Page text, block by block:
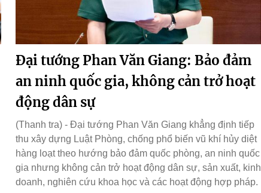
Đại tướng Phan Văn Giang: Bảo đảm
an ninh quốc gia, không cản trở hoạt
động dân sự
(Thanh tra) - Đại tướng Phan Văn Giang khẳng định tiếp
thu xây dựng Luật Phòng, chống phổ biến vũ khí hủy diệt
hàng loạt theo hướng bảo đảm quốc phòng, an ninh quốc
gia nhưng không cản trở hoạt động dân sự, sản xuất, kinh
doanh, nghiên cứu khoa học và các hoạt động hợp pháp.